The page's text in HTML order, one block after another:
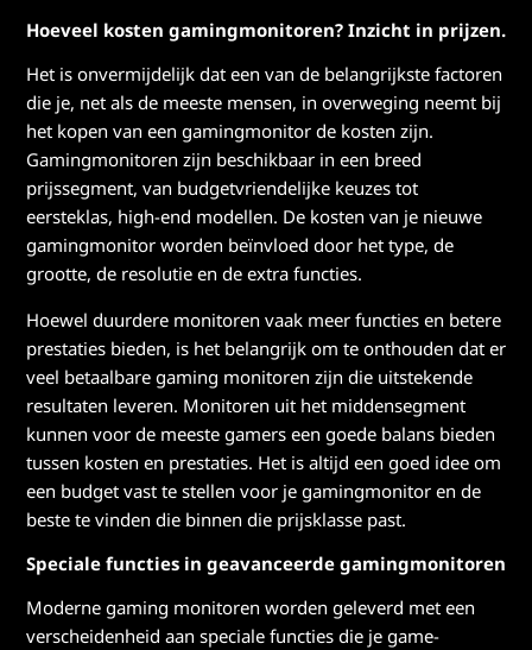
Hoeveel kosten gamingmonitoren? Inzicht in prijzen.
Het is onvermijdelijk dat een van de belangrijkste factoren
die je, net als de meeste mensen, in overweging neemt bij
het kopen van een gamingmonitor de kosten zijn.
Gamingmonitoren zijn beschikbaar in een breed
prijssegment, van budgetvriendelijke keuzes tot
eersteklas, high-end modellen. De kosten van je nieuwe
gamingmonitor worden beïnvloed door het type, de
grootte, de resolutie en de extra functies.
Hoewel duurdere monitoren vaak meer functies en betere
prestaties bieden, is het belangrijk om te onthouden dat er
veel betaalbare gaming monitoren zijn die uitstekende
resultaten leveren. Monitoren uit het middensegment
kunnen voor de meeste gamers een goede balans bieden
tussen kosten en prestaties. Het is altijd een goed idee om
een budget vast te stellen voor je gamingmonitor en de
beste te vinden die binnen die prijsklasse past.
Speciale functies in geavanceerde gamingmonitoren
Moderne gaming monitoren worden geleverd met een
verscheidenheid aan speciale functies die je game-